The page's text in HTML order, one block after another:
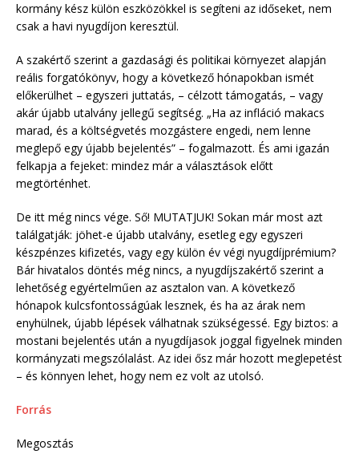
kormány kész külön eszközökkel is segíteni az időseket, nem
csak a havi nyugdíjon keresztül.
A szakértő szerint a gazdasági és politikai környezet alapján
reális forgatókönyv, hogy a következő hónapokban ismét
előkerülhet – egyszeri juttatás, – célzott támogatás, – vagy
akár újabb utalvány jellegű segítség. „Ha az infláció makacs
marad, és a költségvetés mozgástere engedi, nem lenne
meglepő egy újabb bejelentés” – fogalmazott. És ami igazán
felkapja a fejeket: mindez már a választások előtt
megtörténhet.
De itt még nincs vége. Ső! MUTATJUK! Sokan már most azt
találgatják: jöhet-e újabb utalvány, esetleg egy egyszeri
készpénzes kifizetés, vagy egy külön év végi nyugdíjprémium?
Bár hivatalos döntés még nincs, a nyugdíjszakértő szerint a
lehetőség egyértelműen az asztalon van. A következő
hónapok kulcsfontosságúak lesznek, és ha az árak nem
enyhülnek, újabb lépések válhatnak szükségessé. Egy biztos: a
mostani bejelentés után a nyugdíjasok joggal figyelnek minden
kormányzati megszólalást. Az idei ősz már hozott meglepetést
– és könnyen lehet, hogy nem ez volt az utolsó.
Forrás
Megosztás